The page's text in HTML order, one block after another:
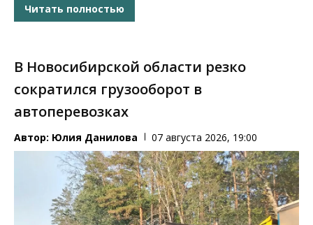
Читать полностью
В Новосибирской области резко
сократился грузооборот в
автоперевозках
Автор: Юлия Данилова 07 августа 2026, 19:00